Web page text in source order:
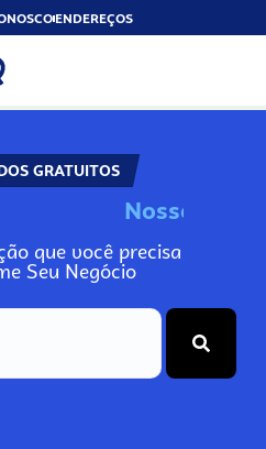
ENDEREÇOS
GRATUITOS
Nosso
que você precisa
Seu Negócio